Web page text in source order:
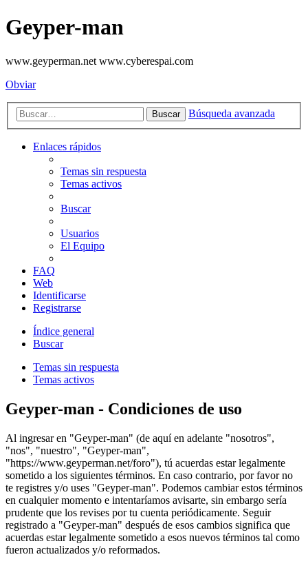
Geyper-man
www.geyperman.net www.cyberespai.com
Obviar
Buscar Búsqueda avanzada
Enlaces rápidos
Temas sin respuesta
Temas activos
Buscar
Usuarios
El Equipo
FAQ
Web
Identificarse
Registrarse
Índice general
Buscar
Temas sin respuesta
Temas activos
Geyper-man - Condiciones de uso
Al ingresar en "Geyper-man" (de aquí en adelante "nosotros",
"nos", "nuestro", "Geyper-man",
"https://www.geyperman.net/foro"), tú acuerdas estar legalmente
sometido a los siguientes términos. En caso contrario, por favor no
te registres y/o uses "Geyper-man". Podemos cambiar estos términos
en cualquier momento e intentaríamos avisarte, sin embargo sería
prudente que los revises por tu cuenta periódicamente. Seguir
registrado a "Geyper-man" después de esos cambios significa que
acuerdas estar legalmente sometido a esos nuevos términos tal como
fueron actualizados y/o reformados.